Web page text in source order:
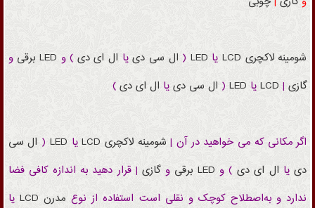
شومینه لاکچری LCDیا LED
( ال سی دییا ال ای دی ) و LED برقی و
گازی|
LCDیا LED
( ال سی دییا ال ای دی)
اگر مکانی که می خواهید در آن | شومینه لاکچری LCDیا LED
( ال سی
دییا ال ای دی ) و LED برقی وگازی| قرار دهید به اندازه کافی فضا
ندارد و به‌اصطلاح کوچک و نقلی است استفاده از نوع مدرن LCDیا